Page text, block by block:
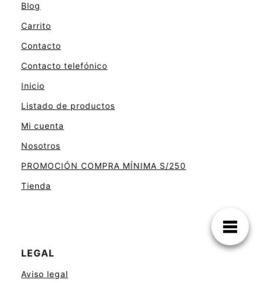
Blog
Carrito
Contacto
Contacto telefónico
Inicio
Listado de productos
Mi cuenta
Nosotros
PROMOCIÓN COMPRA MÍNIMA S/250
Tienda
LEGAL
Aviso legal